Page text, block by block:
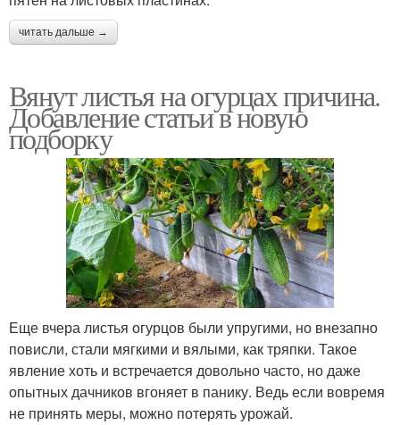
читать дальше →
Вянут листья на огурцах причина.
Добавление статьи в новую
подборку
Еще вчера листья огурцов были упругими, но внезапно
повисли, стали мягкими и вялыми, как тряпки. Такое
явление хоть и встречается довольно часто, но даже
опытных дачников вгоняет в панику. Ведь если вовремя
не принять меры, можно потерять урожай.